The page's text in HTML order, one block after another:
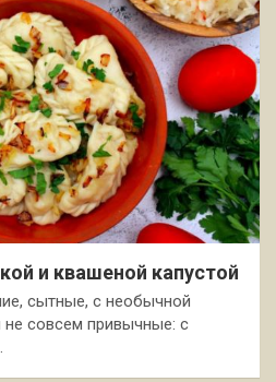
и квашеной капустой
сытные, с необычной
не совсем привычные: с